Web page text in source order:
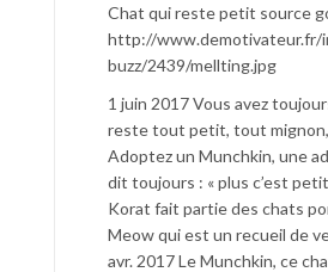
Chat qui reste petit source
http://www.demotivateur.fr/
buzz/2439/mellting.jpg
1 juin 2017 Vous avez
reste tout petit, tout
Adoptez un Munchkin, une
dit toujours : « plus c’est
Korat fait partie des chats
Meow qui est un recueil de
avr. 2017 Le Munchkin, ce